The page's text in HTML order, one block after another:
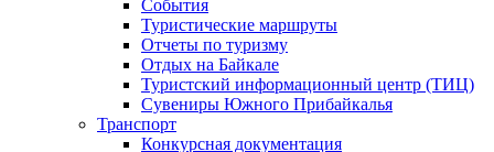
События
Туристические маршруты
Отчеты по туризму
Отдых на Байкале
Туристский информационный центр (ТИЦ)
Сувениры Южного Прибайкалья
Транспорт
Конкурсная документация